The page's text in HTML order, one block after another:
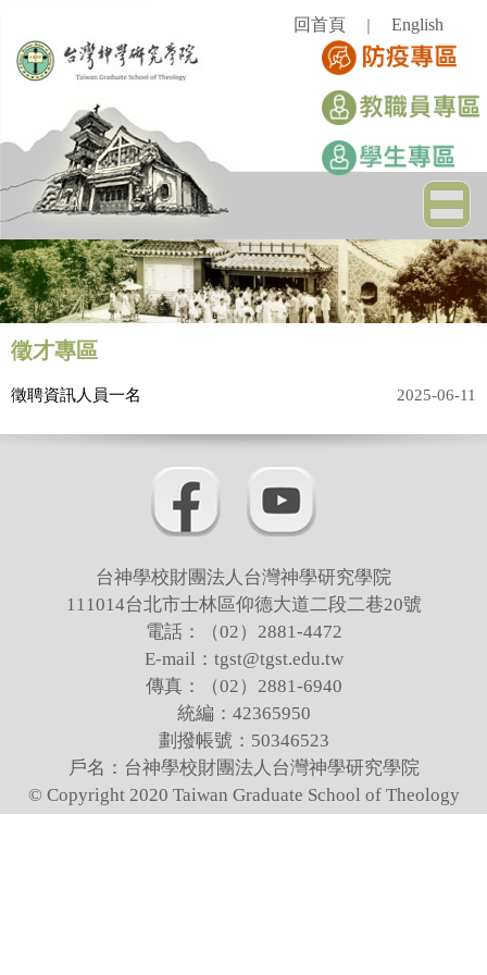
主
區
回首頁 English
徵才專區
徵聘資訊人員一名 2025-06-11
台神學校財團法人台灣神學研究學院
111014台北市士林區仰德大道二段二巷20號
電話：（02）2881-4472
E-mail：tgst@tgst.edu.tw
傳真：（02）2881-6940
統編：42365950
劃撥帳號：50346523
戶名：台神學校財團法人台灣神學研究學院
© Copyright 2020 Taiwan Graduate School of Theology